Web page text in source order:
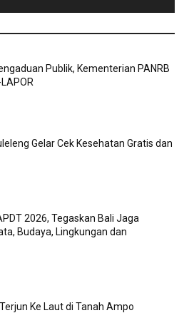
Publik, Kementerian PANRB
Gelar Cek Kesehatan Gratis dan
2026, Tegaskan Bali Jaga
Budaya, Lingkungan dan
Ke Laut di Tanah Ampo